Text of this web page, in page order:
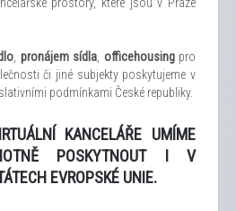
pronájem sídla officehousingpro
či jiné subjekty poskytujeme v
podmínkami České republiky.
KANCELÁŘE UMÍME
POSKYTNOUT I V
EVROPSKÉ UNIE.